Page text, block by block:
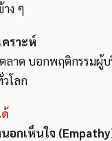
ง ๆ
ราะห์
ลาด บอกพฤติกรรมผู้
โลก
อกเห็นใจ